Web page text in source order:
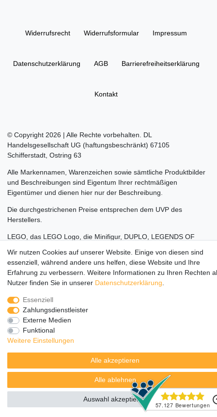
Widerrufs­recht Widerrufs­formular Impressum
Daten­schutz­erklärung AGB Barrierefreiheitserklärung
Kontakt
© Copyright 2026 | Alle Rechte vorbehalten. DL
Handelsgesellschaft UG (haftungsbeschränkt) 67105
Schifferstadt, Ostring 63
Alle Markennamen, Warenzeichen sowie sämtliche Produktbilder
und Beschreibungen sind Eigentum Ihrer rechtmäßigen
Eigentümer und dienen hier nur der Beschreibung.
Die durchgestrichenen Preise entsprechen dem UVP des
Herstellers.
LEGO, das LEGO Logo, die Minifigur, DUPLO, LEGENDS OF
urheberrechtlich geschützte Markenzeichen der LEGO Gruppe.
©2022 The LEGO Group
Wir nutzen Cookies auf unserer Website. Einige von diesen sind
essenziell, während andere uns helfen, diese Website und Ihre
Erfahrung zu verbessern. Weitere Informationen zu Ihren Rechten
Nutzer finden Sie in unserer Daten­schutz­erklärung
Essenziell
Zahlungsdienstleister
Externe Medien
Funktional
Weitere Einstellungen
Alle akzeptieren
Alle ablehnen
Auswahl akzeptieren